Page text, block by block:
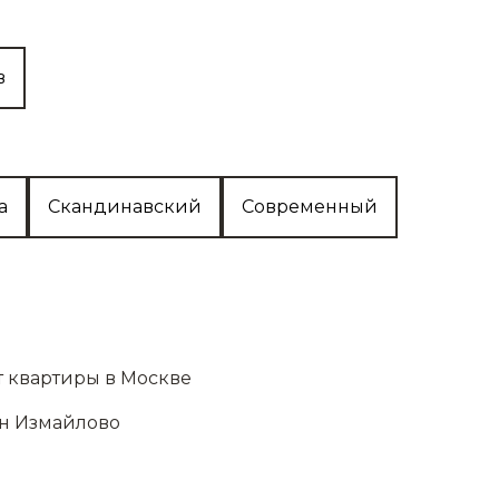
Скандинавский Современный